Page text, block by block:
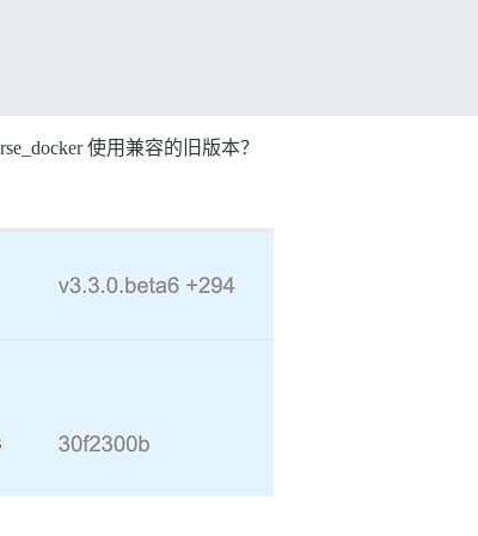
使用兼容的旧版本？